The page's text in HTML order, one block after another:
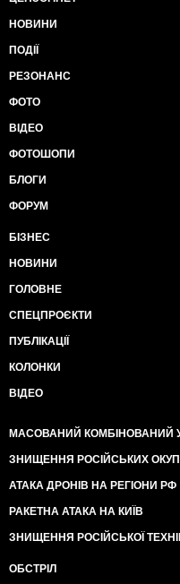
НОВИНИ
ПОДІЇ
РЕЗОНАНС
ФОТО
ВІДЕО
ФОТОШОПИ
БЛОГИ
ФОРУМ
БІЗНЕС
НОВИНИ
ГОЛОВНЕ
СПЕЦПРОЄКТИ
ПУБЛІКАЦІЇ
КОЛОНКИ
ВІДЕО
МАСОВАНИЙ КОМБІНОВАНИЙ
ЗНИЩЕННЯ РОСІЙСЬКИХ
АТАКА ДРОНІВ НА РЕГІОНИ РФ
РАКЕТНА АТАКА НА КИЇВ
ЗНИЩЕННЯ РОСІЙСЬКОЇ
ОБСТРІЛ